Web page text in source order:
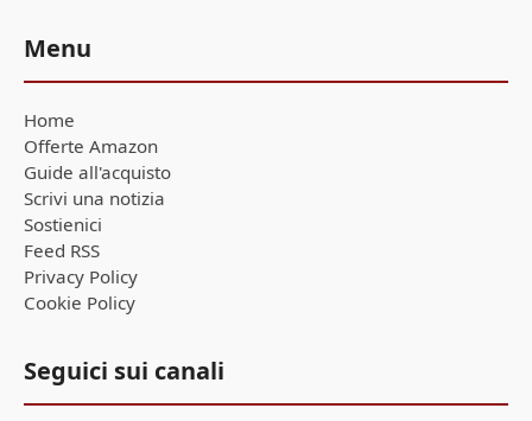
Menu
Home
Offerte Amazon
Guide all'acquisto
Scrivi una notizia
Sostienici
Feed RSS
Privacy Policy
Cookie Policy
Seguici sui canali